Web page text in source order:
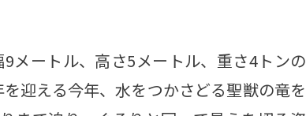
メートル、高さ5メートル、重さ4トンの
迎える今年、水をつかさどる聖獣の竜を